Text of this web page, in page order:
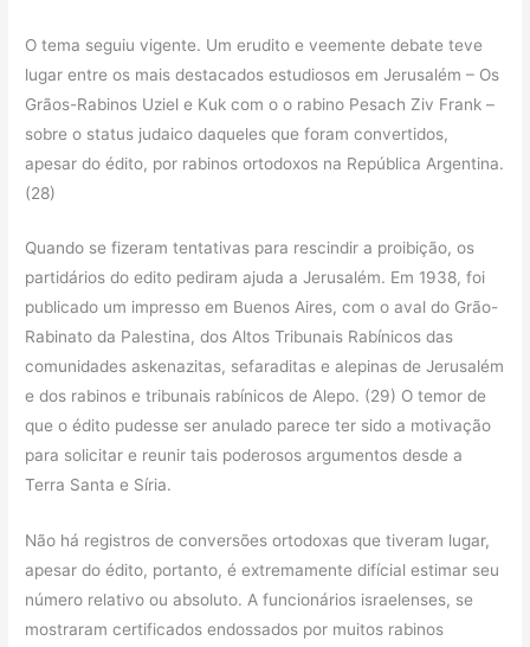
O tema seguiu vigente. Um erudito e veemente debate teve
lugar entre os mais destacados estudiosos em Jerusalém – Os
Grãos-Rabinos Uziel e Kuk com o o rabino Pesach Ziv Frank –
sobre o status judaico daqueles que foram convertidos,
apesar do édito, por rabinos ortodoxos na República Argentina.
(28)
Quando se fizeram tentativas para rescindir a proibição, os
partidários do edito pediram ajuda a Jerusalém. Em 1938, foi
publicado um impresso em Buenos Aires, com o aval do Grão-
Rabinato da Palestina, dos Altos Tribunais Rabínicos das
comunidades askenazitas, sefaraditas e alepinas de Jerusalém
e dos rabinos e tribunais rabínicos de Alepo. (29) O temor de
que o édito pudesse ser anulado parece ter sido a motivação
para solicitar e reunir tais poderosos argumentos desde a
Terra Santa e Síria.
Não há registros de conversões ortodoxas que tiveram lugar,
apesar do édito, portanto, é extremamente difícial estimar seu
número relativo ou absoluto. A funcionários israelenses, se
mostraram certificados endossados por muitos rabinos